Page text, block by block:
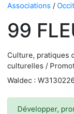
Associations /
99
Culture, pratiques
culturelles /
Waldec :
Développer,